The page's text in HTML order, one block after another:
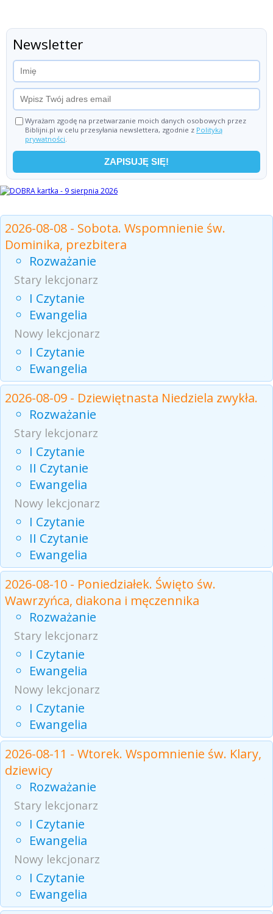
2026-08-08 - Sobota. Wspomnienie św.
Dominika, prezbitera
Rozważanie
Stary lekcjonarz
I Czytanie
Ewangelia
Nowy lekcjonarz
I Czytanie
Ewangelia
2026-08-09 - Dziewiętnasta Niedziela zwykła.
Rozważanie
Stary lekcjonarz
I Czytanie
II Czytanie
Ewangelia
Nowy lekcjonarz
I Czytanie
II Czytanie
Ewangelia
2026-08-10 - Poniedziałek. Święto św.
Wawrzyńca, diakona i męczennika
Rozważanie
Stary lekcjonarz
I Czytanie
Ewangelia
Nowy lekcjonarz
I Czytanie
Ewangelia
2026-08-11 - Wtorek. Wspomnienie św. Klary,
dziewicy
Rozważanie
Stary lekcjonarz
I Czytanie
Ewangelia
Nowy lekcjonarz
I Czytanie
Ewangelia
Newsletter
Wyrażam zgodę na przetwarzanie moich danych osobowych przez
Biblijni.pl w celu przesyłania newslettera, zgodnie z Polityką
prywatności